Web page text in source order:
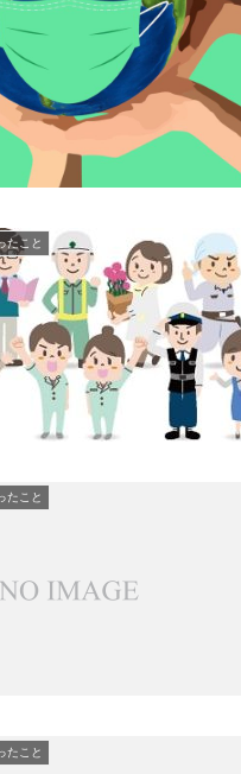
たこと
たこと
たこと